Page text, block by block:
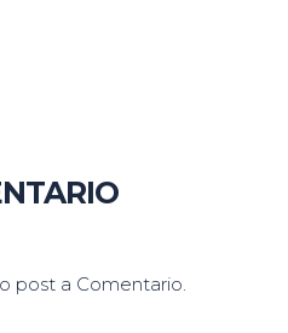
post a Comentario.